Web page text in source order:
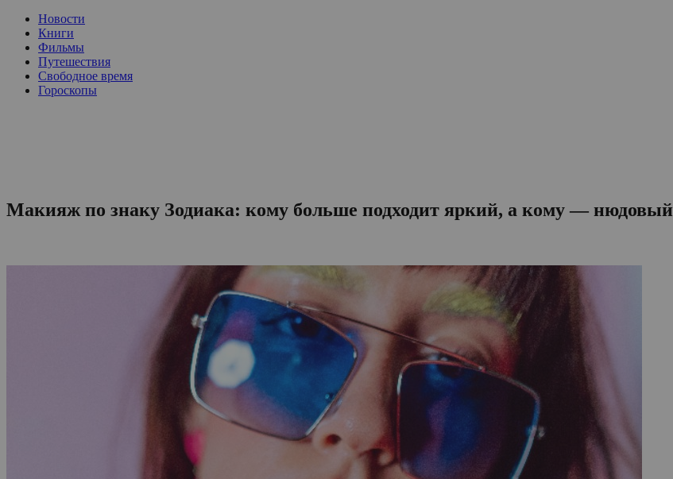
Новости
Книги
Фильмы
Путешествия
Свободное время
Гороскопы
Макияж по знаку Зодиака: кому больше подходит яркий, а кому — нюдовый